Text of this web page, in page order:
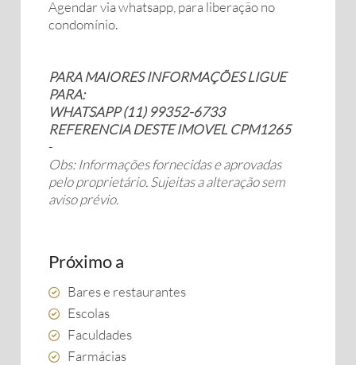
Agendar via whatsapp, para liberação no
condomínio.
PARA MAIORES INFORMAÇÕES LIGUE
PARA:
WHATSAPP (11) 99352-6733
REFERENCIA DESTE IMOVEL CPM1265
-
Obs: Informações fornecidas e aprovadas
pelo proprietário. Sujeitas a alteração sem
aviso prévio.
Próximo a
Bares e restaurantes
Escolas
Faculdades
Farmácias